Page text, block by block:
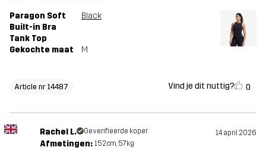
Paragon Soft
Built-in Bra
Tank Top
Black
Gekochte maat M
Article nr 14487 Vind je dit nuttig? 0
Rachel L. Geverifieerde koper 14 april 2026
Afmetingen: 152cm, 57kg